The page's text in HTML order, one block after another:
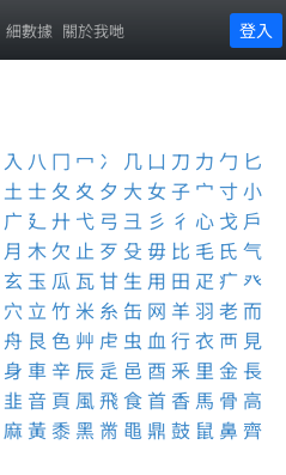
細數據 關於我哋 登入
入 八 冂 冖 冫 几 凵 刀 力 勹 匕
土 士 夂 夊 夕 大 女 子 宀 寸小
广 廴廾 弋 弓 彐 彡 彳 心 戈 戶
月 木欠 止 歹 殳 毋 比 毛 氏 气
玄 玉 瓜 瓦甘 生 用 田 疋 疒 癶
穴 立 竹米 糸 缶 网 羊 羽 老 而
舟 艮 色 艸 虍 虫 血行衣 襾 見
身 車 辛 辰 辵 邑 酉 釆 里 金 長
韭 音 頁 風飛食首 香 馬 骨 高
麻 黃 黍 黑 黹 黽鼎 鼓 鼠 鼻 齊